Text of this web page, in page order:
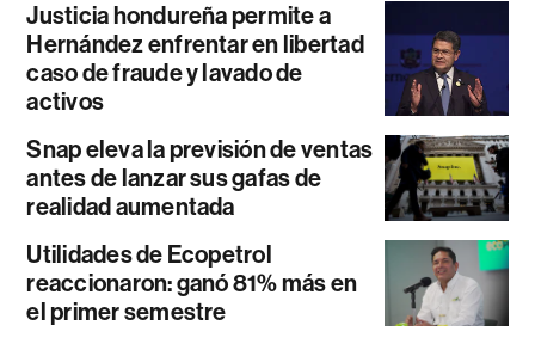
Justicia hondureña permite a
Hernández enfrentar en libertad
caso de fraude y lavado de
activos
Snap eleva la previsión de ventas
antes de lanzar sus gafas de
realidad aumentada
Utilidades de Ecopetrol
reaccionaron: ganó 81% más en
el primer semestre